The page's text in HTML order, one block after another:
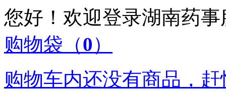
您好！欢迎登录湖南药
购物袋 （0）
购物车内还没有商品，